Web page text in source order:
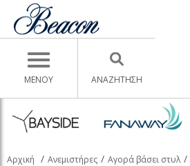
Toggle navigation
ΜΕΝΟΥ ΑΝΑΖΉΤΗΣΗ
Αρχική Ανεμιστήρες Αγορά βάσει στυλ